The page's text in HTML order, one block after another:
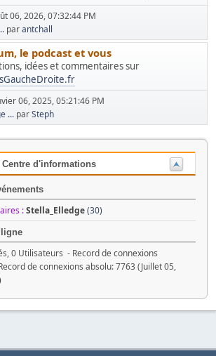
06, 2026, 07:32:44 PM
parantchall
le podcast et vous
idées et commentaires sur
06, 2025, 05:21:46 PM
... parSteph
Centre d'informations
:Stella_Elledge(30)
ligne
0 Utilisateurs - Record de connexions
de connexions absolu: 7763 (Juillet 05,